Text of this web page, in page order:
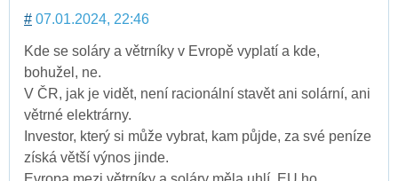
# 07.01.2024, 22:46
Kde se soláry a větrníky v Evropě vyplatí a kde,
bohužel, ne.
V ČR, jak je vidět, není racionální stavět ani solární, ani
větrné elektrárny.
Investor, který si může vybrat, kam půjde, za své peníze
získá větší výnos jinde.